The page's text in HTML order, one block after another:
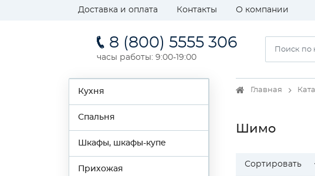
Доставка и оплата Контакты О компании
8 (800) 5555 306
часы работы: 9:00-19:00
Кухня
Спальня
Шкафы, шкафы-купе
Прихожая
Главная
Шимо
Сортировать